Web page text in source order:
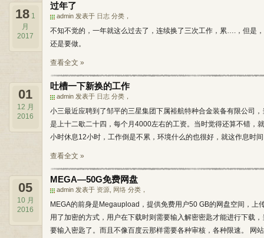
过年了
admin 发表于 日志 分类，
18 1
月
2017
不知不觉的，一年就这么过去了，连续换了三次工作，累….，但是
还是要做。
查看全文 »
吐槽一下新换的工作
admin 发表于 日志 分类，
01
12 月
2016
小三最近应聘到了邹平的三星集团下属裕航特种合金装备有限公司
是上十二歇二十四，每个月4000左右的工资。当时觉得还算不错，
小时休息12小时，工作倒是不累，环境什么的也很好，就这作息时
查看全文 »
MEGA—50G免费网盘
admin 发表于 资源 网络 分类，
05
10 月
2016
MEGA的前身是Megaupload，提供免费用户50 GB的网盘空间，上
用了加密的方式，用户在下载时则需要输入解密密匙才能进行下载
要输入密匙了。而且不像百度云那样需要各种审核，各种限速。 网